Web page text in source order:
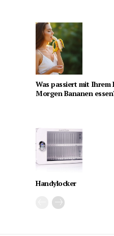
Was passiert mit Ihrem
Morgen Bananen
Handylocker